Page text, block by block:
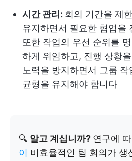
시간 관리: 회의 기간을 제
유지하면서 필요한 협업을
또한 작업의 우선 순위를
하게 위임하고, 진행 상황
노력을 방지하면서 그룹
균형을 유지해야 합니다
🔍 알고 계십니까? 연구에
이 비효율적인 팀 회의가 생